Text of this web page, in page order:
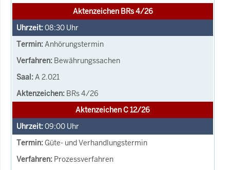
Aktenzeichen BRs 4/26
08:30 Uhr
Anhörungstermin
Bewährungssachen
A 2.021
BRs 4/26
Aktenzeichen C 12/26
09:00 Uhr
Güte- und Verhandlungstermin
Prozessverfahren